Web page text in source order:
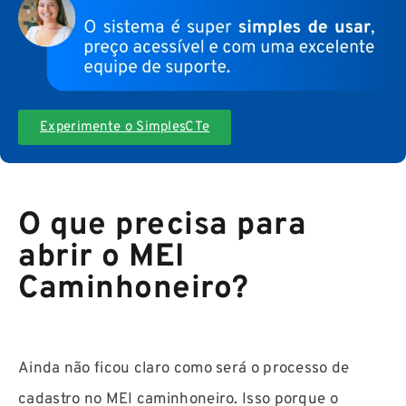
Experimente o SimplesCTe
O que precisa para
abrir o MEI
Caminhoneiro?
Ainda não ficou claro como será o processo de
cadastro no MEI caminhoneiro. Isso porque o